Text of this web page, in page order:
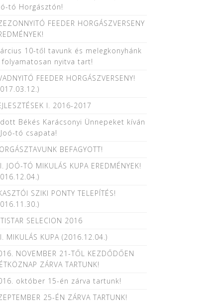
tó Horgásztón!
FEEDER HORGÁSZVERSENY
10-től tavunk és melegkonyhánk
folyamatosan nyitva tart!
FEEDER HORGÁSZVERSENY!
I. 2016-2017
Békés Karácsonyi Ünnepeket kíván
tó csapata!
BEFAGYOTT!
JOÓ-TÓ MIKULÁS KUPA EREDMÉNYEK!
SZIKI PONTY TELEPÍTÉS!
SELECION 2016
MIKULÁS KUPA (2016.12.04.)
NOVEMBER 21-TŐL KEZDŐDŐEN
ZÁRVA TARTUNK!
október 15-én zárva tartunk!
25-ÉN ZÁRVA TARTUNK!